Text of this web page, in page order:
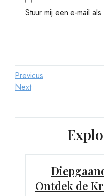
Stuur mij een e-mail
Previous
Post
Previous
Next
Next
Ontdek de